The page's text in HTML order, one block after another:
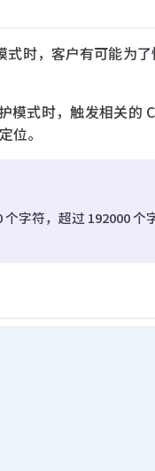
时，客户有可能为
模式时，触发相关的
位。
字符，超过 192000 个